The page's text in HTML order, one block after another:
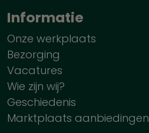
Informatie
Onze werkplaats
Bezorging
Vacatures
Wie zijn wij?
Geschiedenis
Marktplaats aanbiedingen